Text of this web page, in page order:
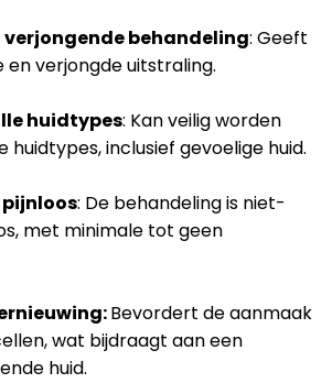
verjongende behandeling: Geeft
en verjongde uitstraling.
huidtypes: Kan veilig worden
inclusief gevoelige huid.
: De behandeling is niet-
met minimale tot geen
Bevordert de aanmaak
wat bijdraagt aan een
huid.